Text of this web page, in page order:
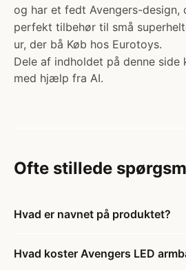
og har et fedt Avengers-design,
perfekt tilbehør til små
ur, der bå Køb hos Eurotoys.
Dele af indholdet på denne
med hjælp fra AI.
Ofte stillede
Hvad er navnet på produktet?
Hvad koster Avengers LED